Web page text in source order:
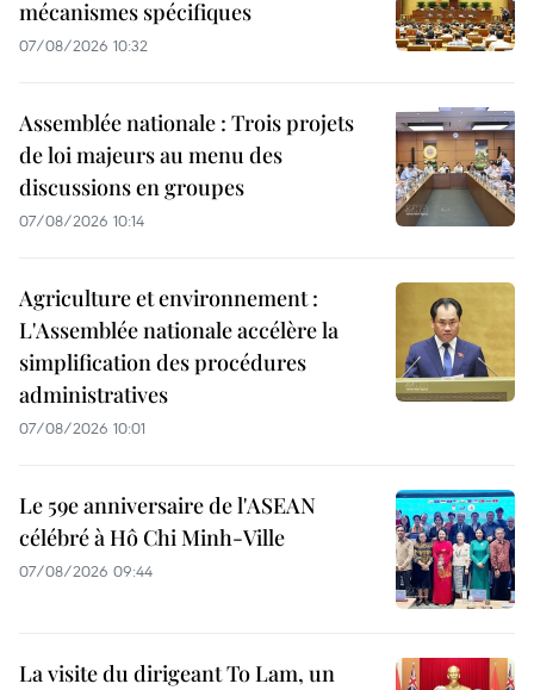
mécanismes spécifiques
07/08/2026 10:32
Assemblée nationale : Trois projets
de loi majeurs au menu des
discussions en groupes
07/08/2026 10:14
Agriculture et environnement :
L'Assemblée nationale accélère la
simplification des procédures
administratives
07/08/2026 10:01
Le 59e anniversaire de l'ASEAN
célébré à Hô Chi Minh-Ville
07/08/2026 09:44
La visite du dirigeant To Lam, un